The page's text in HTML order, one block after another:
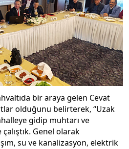
bir araya gelen Cevat
olduğunu belirterek, “Uzak
gidip muhtarı ve
Genel olarak
su ve kanalizasyon, elektrik